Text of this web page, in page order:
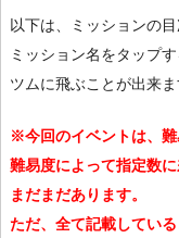
以下は、ミッションの目
ミッション名をタップ
ツムに飛ぶことが出来ま
※今回のイベントは、難
難易度によって指定数
まだまだあります。
ただ、全て記載してい